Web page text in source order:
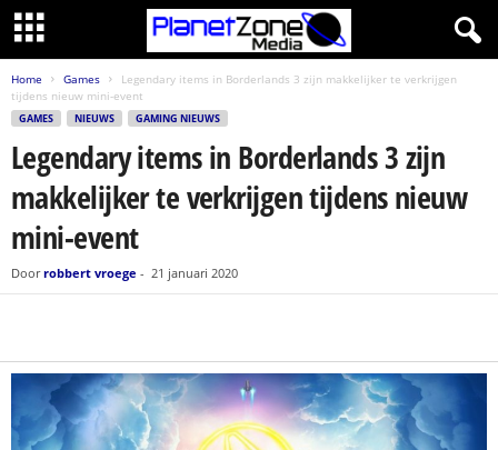
Home Games
Legendary items in Borderlands 3 zijn makkelijker te verkrijgen
tijdens nieuw mini-event
GAMES NIEUWS GAMING NIEUWS
Legendary items in Borderlands 3 zijn
makkelijker te verkrijgen tijdens nieuw
mini-event
Door robbert vroege - 21 januari 2020